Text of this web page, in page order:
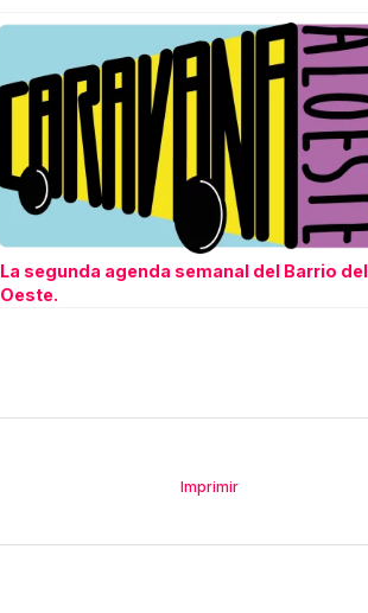
La segunda agenda semanal del Barrio del
Oeste.
Imprimir